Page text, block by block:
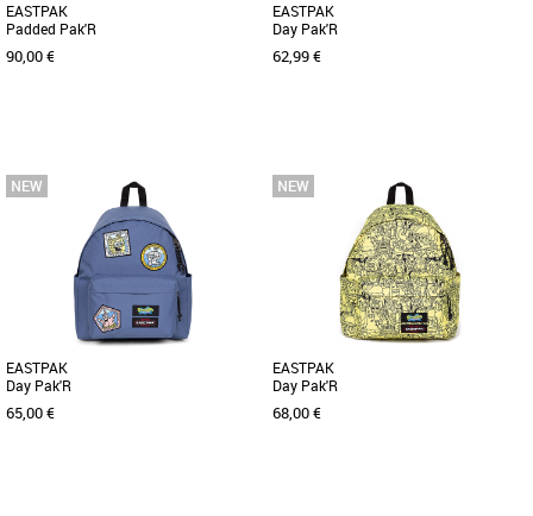
EASTPAK
Padded Pak'R
90,00 €
Nouvelle collection Eastpak
Le sac à dos Eastpak Padded Pak'R
allie style, fonctionnalité et légèreté
pour accompagner toutes [...]
EASTPAK
Day Pak'R
62,99 €
Nouvelle collection Eastpak
Le sac à dos Eastpak Day Pak'R allie
praticité et style avec son design
unisexe adapté à toutes les [...]
EASTPAK
Day Pak'R
65,00 €
EASTPAK
Day Pak'R
68,00 €